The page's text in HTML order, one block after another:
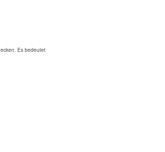
Es bedeutet